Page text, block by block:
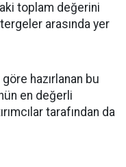
toplam değerini
arasında yer
hazırlanan bu
en değerli
tarafından da